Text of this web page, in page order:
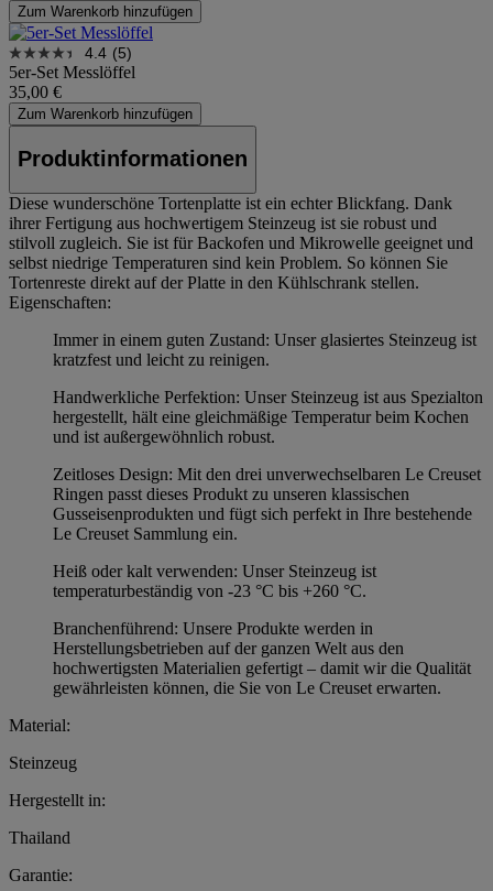
Zum Warenkorb hinzufügen
4.4 (5)
5er-Set Messlöffel
35,00 €
Zum Warenkorb hinzufügen
Produktinformationen
Diese wunderschöne Tortenplatte ist ein echter Blickfang. Dank
ihrer Fertigung aus hochwertigem Steinzeug ist sie robust und
stilvoll zugleich. Sie ist für Backofen und Mikrowelle geeignet und
selbst niedrige Temperaturen sind kein Problem. So können Sie
Tortenreste direkt auf der Platte in den Kühlschrank stellen.
Eigenschaften:
Immer in einem guten Zustand: Unser glasiertes Steinzeug ist
kratzfest und leicht zu reinigen.
Handwerkliche Perfektion: Unser Steinzeug ist aus Spezialton
hergestellt, hält eine gleichmäßige Temperatur beim Kochen
und ist außergewöhnlich robust.
Zeitloses Design: Mit den drei unverwechselbaren Le Creuset
Ringen passt dieses Produkt zu unseren klassischen
Gusseisenprodukten und fügt sich perfekt in Ihre bestehende
Le Creuset Sammlung ein.
Heiß oder kalt verwenden: Unser Steinzeug ist
temperaturbeständig von -23 °C bis +260 °C.
Branchenführend: Unsere Produkte werden in
Herstellungsbetrieben auf der ganzen Welt aus den
hochwertigsten Materialien gefertigt – damit wir die Qualität
gewährleisten können, die Sie von Le Creuset erwarten.
Material:
Steinzeug
Hergestellt in:
Thailand
Garantie: